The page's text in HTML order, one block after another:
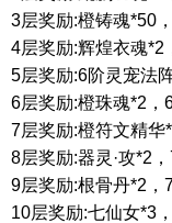
3层奖励:橙铸魂*50 ，
4层奖励:辉煌衣魂*2
5层奖励:6阶灵宠法
6层奖励:橙珠魂*2 ，
7层奖励:橙符文精华
8层奖励:器灵·攻*2 ，
9层奖励:根骨丹*2 ，
10层奖励:七仙女*3 ，